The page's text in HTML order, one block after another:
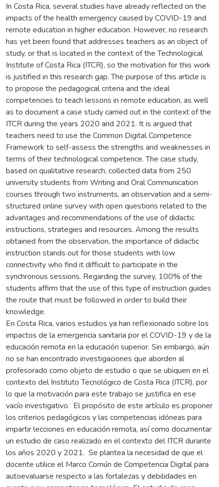
In Costa Rica, several studies have already reflected on the
impacts of the health emergency caused by COVID-19 and
remote education in higher education. However, no research
has yet been found that addresses teachers as an object of
study, or that is located in the context of the Technological
Institute of Costa Rica (ITCR), so the motivation for this work
is justified in this research gap. The purpose of this article is
to propose the pedagogical criteria and the ideal
competencies to teach lessons in remote education, as well
as to document a case study carried out in the context of the
ITCR during the years 2020 and 2021. It is argued that
teachers need to use the Common Digital Competence
Framework to self-assess the strengths and weaknesses in
terms of their technological competence. The case study,
based on qualitative research, collected data from 250
university students from Writing and Oral Communication
courses through two instruments, an observation and a semi-
structured online survey with open questions related to the
advantages and recommendations of the use of didactic
instructions, strategies and resources. Among the results
obtained from the observation, the importance of didactic
instruction stands out for those students with low
connectivity who find it difficult to participate in the
synchronous sessions. Regarding the survey, 100% of the
students affirm that the use of this type of instruction guides
the route that must be followed in order to build their
knowledge.
En Costa Rica, varios estudios ya han reflexionado sobre los
impactos de la emergencia sanitaria por el COVID-19 y de la
educación remota en la educación superior. Sin embargo, aún
no se han encontrado investigaciones que aborden al
profesorado como objeto de estudio o que se ubiquen en el
contexto del Instituto Tecnológico de Costa Rica (ITCR), por
lo que la motivación para este trabajo se justifica en ese
vacío investigativo. El propósito de este artículo es proponer
los criterios pedagógicos y las competencias idóneas para
impartir lecciones en educación remota, así como documentar
un estudio de caso realizado en el contexto del ITCR durante
los años 2020 y 2021. Se plantea la necesidad de que el
docente utilice el Marco Común de Competencia Digital para
autoevaluarse respecto a las fortalezas y debilidades en